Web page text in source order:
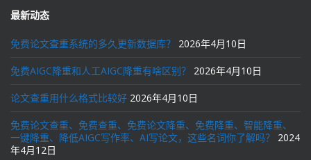
最新动态
免费论文查重系统的多久更新数据库？ 2026年4月10日
免费AIGC降重和人工AIGC降重有啥区别？ 2026年4月10日
论文查重用什么格式比较好 2026年4月10日
免费论文查重、免费查重、免费论文降重、免费降重、智能降重、
一键降重、降低AIGC写作率、AI写论文，这些名词你了解吗？
2024
年4月12日